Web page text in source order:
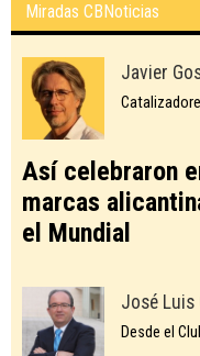
Miradas CBNoticias
Javier
Así celebraron
marcas
el Mundial
José Luis
Desde el